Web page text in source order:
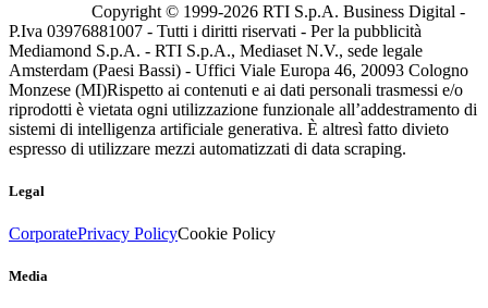
Copyright © 1999-2026 RTI S.p.A. Business Digital -
P.Iva 03976881007 - Tutti i diritti riservati - Per la pubblicità
Mediamond S.p.A. - RTI S.p.A., Mediaset N.V., sede legale
Amsterdam (Paesi Bassi) - Uffici Viale Europa 46, 20093 Cologno
Monzese (MI)Rispetto ai contenuti e ai dati personali trasmessi e/o
riprodotti è vietata ogni utilizzazione funzionale all’addestramento di
sistemi di intelligenza artificiale generativa. È altresì fatto divieto
espresso di utilizzare mezzi automatizzati di data scraping.
Legal
CorporatePrivacy PolicyCookie Policy
Media